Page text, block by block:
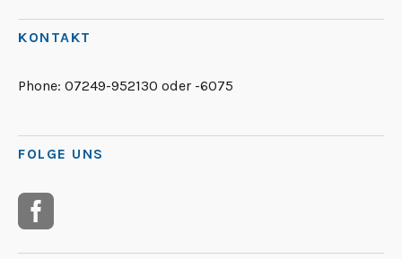
KONTAKT
Phone: 07249-952130 oder -6075
FOLGE UNS